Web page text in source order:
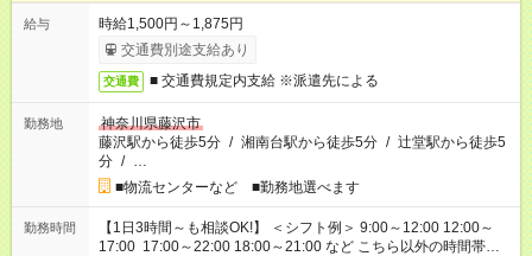
給与
時給1,500円～1,875円
交通費別途支給あり
交通費 ■ 交通費規定内支給 ※派遣先による
勤務地
神奈川県藤沢市
藤沢駅から徒歩5分 / 湘南台駅から徒歩5分 / 辻堂駅から徒歩5
分 / …
■物流センターなど ■勤務地選べます
勤務時間
【1日3時間～も相談OK!】 ＜シフト例＞ 9:00～12:00 12:00～
17:00 17:00～22:00 18:00～21:00 など こちら以外の時間帯も